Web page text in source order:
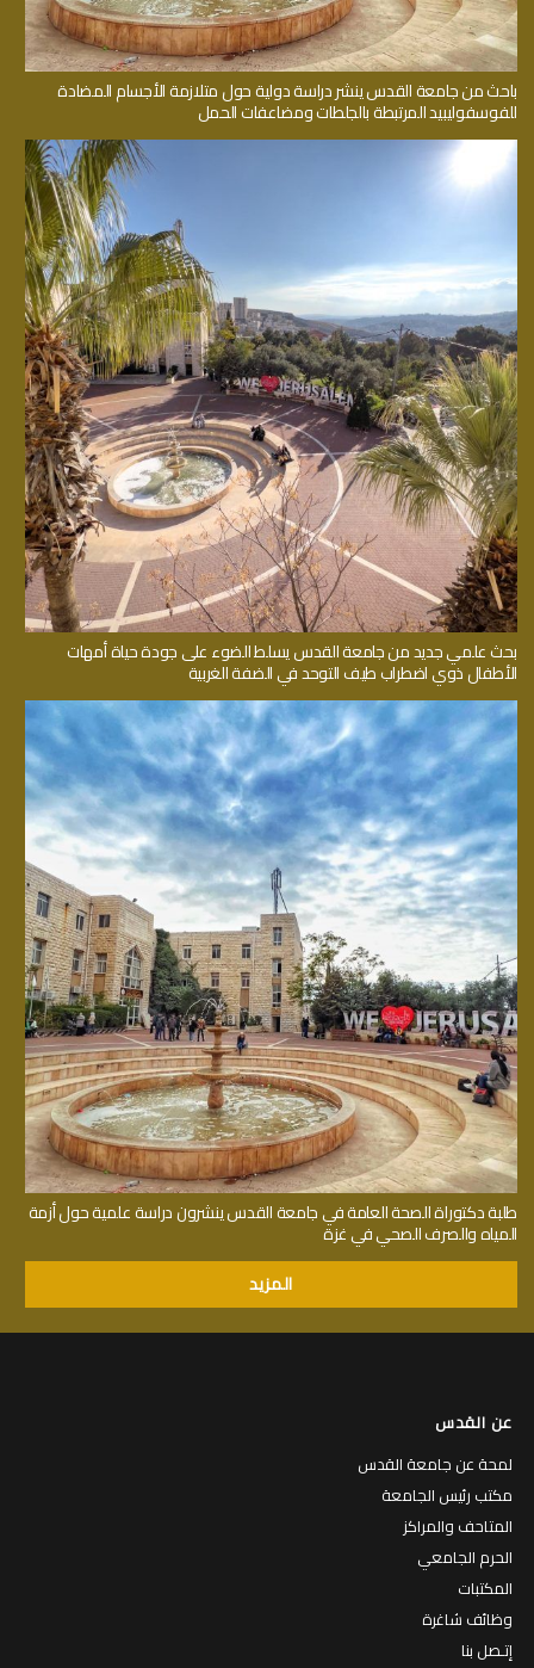
باحث من جامعة القدس ينشر دراسة دولية حول متلازمة الأجسام المضادة
للفوسفوليبيد المرتبطة بالجلطات ومضاعفات الحمل
بحث علمي جديد من جامعة القدس يسلط الضوء على جودة حياة أمهات
الأطفال ذوي اضطراب طيف التوحد في الضفة الغربية
طلبة دكتوراة الصحة العامة في جامعة القدس ينشرون دراسة علمية حول أزمة
المياه والصرف الصحي في غزة
المزيد
عن القدس
لمحة عن جامعة القدس
مكتب رئيس الجامعة
المتاحف والمراكز
الحرم الجامعي
المكتبات
وظائف شاغرة
إتـصل بنا